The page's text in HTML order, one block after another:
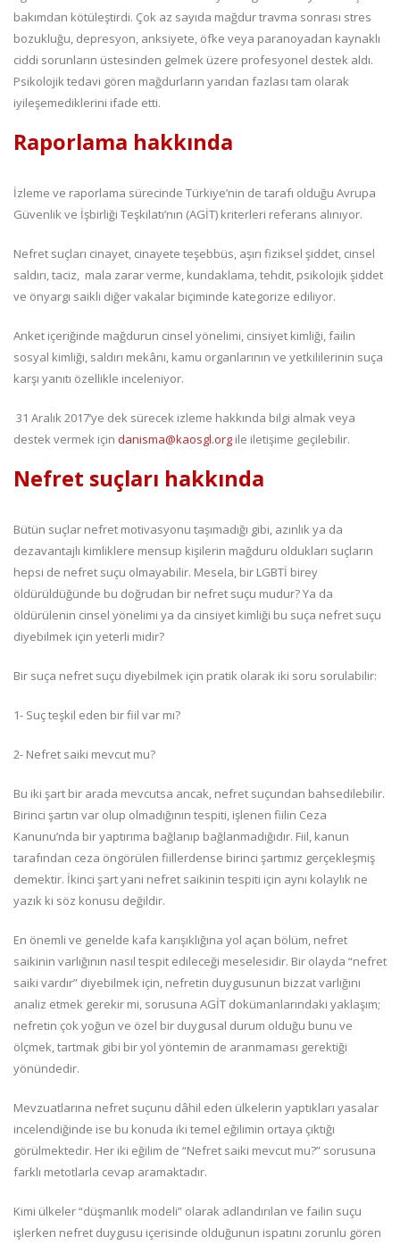
bakımdan kötüleştirdi. Çok az sayıda mağdur travma sonrası stres
bozukluğu, depresyon, anksiyete, öfke veya paranoyadan kaynaklı
ciddi sorunların üstesinden gelmek üzere profesyonel destek aldı.
Psikolojik tedavi gören mağdurların yarıdan fazlası tam olarak
iyileşemediklerini ifade etti.
Raporlama hakkında
İzleme ve raporlama sürecinde Türkiye’nin de tarafı olduğu Avrupa
Güvenlik ve İşbirliği Teşkilatı’nın (AGİT) kriterleri referans alınıyor.
Nefret suçları cinayet, cinayete teşebbüs, aşırı fiziksel şiddet, cinsel
saldırı, taciz, mala zarar verme, kundaklama, tehdit, psikolojik şiddet
ve önyargı saikli diğer vakalar biçiminde kategorize ediliyor.
Anket içeriğinde mağdurun cinsel yönelimi, cinsiyet kimliği, failin
sosyal kimliği, saldırı mekânı, kamu organlarının ve yetkililerinin suça
karşı yanıtı özellikle inceleniyor.
31 Aralık 2017’ye dek sürecek izleme hakkında bilgi almak veya
destek vermek için danisma@kaosgl.org ile iletişime geçilebilir.
Nefret suçları hakkında
Bütün suçlar nefret motivasyonu taşımadığı gibi, azınlık ya da
dezavantajlı kimliklere mensup kişilerin mağduru oldukları suçların
hepsi de nefret suçu olmayabilir. Mesela, bir LGBTİ birey
öldürüldüğünde bu doğrudan bir nefret suçu mudur? Ya da
öldürülenin cinsel yönelimi ya da cinsiyet kimliği bu suça nefret suçu
diyebilmek için yeterli midir?
Bir suça nefret suçu diyebilmek için pratik olarak iki soru sorulabilir:
1- Suç teşkil eden bir fiil var mı?
2- Nefret saiki mevcut mu?
Bu iki şart bir arada mevcutsa ancak, nefret suçundan bahsedilebilir.
Birinci şartın var olup olmadığının tespiti, işlenen fiilin Ceza
Kanunu’nda bir yaptırıma bağlanıp bağlanmadığıdır. Fiil, kanun
tarafından ceza öngörülen fiillerdense birinci şartımız gerçekleşmiş
demektir. İkinci şart yani nefret saikinin tespiti için aynı kolaylık ne
yazık ki söz konusu değildir.
En önemli ve genelde kafa karışıklığına yol açan bölüm, nefret
saikinin varlığının nasıl tespit edileceği meselesidir. Bir olayda “nefret
saiki vardır” diyebilmek için, nefretin duygusunun bizzat varlığını
analiz etmek gerekir mi, sorusuna AGİT dokümanlarındaki yaklaşım;
nefretin çok yoğun ve özel bir duygusal durum olduğu bunu ve
ölçmek, tartmak gibi bir yol yöntemin de aranmaması gerektiği
yönündedir.
Mevzuatlarına nefret suçunu dâhil eden ülkelerin yaptıkları yasalar
incelendiğinde ise bu konuda iki temel eğilimin ortaya çıktığı
görülmektedir. Her iki eğilim de “Nefret saiki mevcut mu?” sorusuna
farklı metotlarla cevap aramaktadır.
Kimi ülkeler “düşmanlık modeli” olarak adlandırılan ve failin suçu
işlerken nefret duygusu içerisinde olduğunun ispatını zorunlu gören